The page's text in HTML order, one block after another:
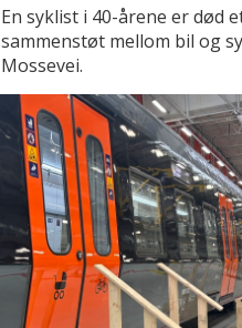
En syklist i 40-årene er død
sammenstøt mellom bil og
Mossevei.